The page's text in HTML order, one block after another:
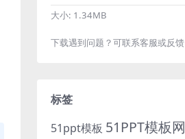
大小: 1.34MB
下载遇到问题？可联系客服或反馈
标签
51ppt模板 51PPT模板网